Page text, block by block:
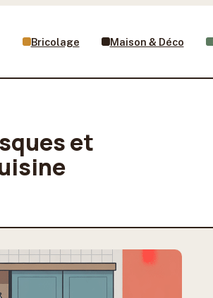
Bricolage Maison & Déco
et